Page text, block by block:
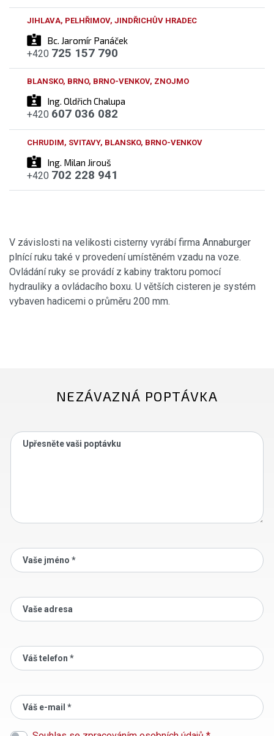
Bc. Jaromír Panáček
JIHLAVA, PELHŘIMOV, JINDŘICHŮV HRADEC
+420 725 157 790
Ing. Oldřich Chalupa
BLANSKO, BRNO, BRNO-VENKOV, ZNOJMO
+420 607 036 082
Ing. Milan Jirouš
CHRUDIM, SVITAVY, BLANSKO, BRNO-VENKOV
+420 702 228 941
V závislosti na velikosti cisterny vyrábí firma Annaburger
plnící ruku také v provedení umístěném vzadu na voze.
Ovládání ruky se provádí z kabiny traktoru pomocí
hydrauliky a ovládacího boxu. U větších cisteren je systém
vybaven hadicemi o průměru 200 mm.
NEZÁVAZNÁ POPTÁVKA
Upřesněte vaši poptávku
Vaše jméno *
Vaše adresa
Váš telefon *
Váš e-mail *